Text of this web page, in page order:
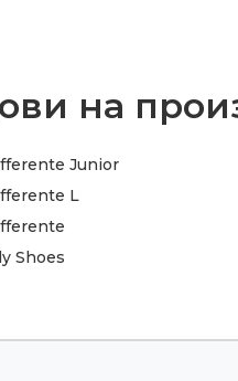
на
Junior
L
Shoes